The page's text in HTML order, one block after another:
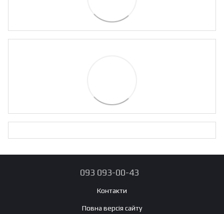
093 093-00-43
Контакти
Повна версія сайту